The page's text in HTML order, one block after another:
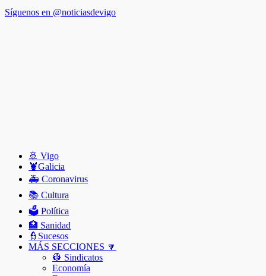
Síguenos en @noticiasdevigo
🚢 Vigo
🦞️Galicia
🚑 Coronavirus
📚 Cultura
🗳️ Política
🏥 Sanidad
👮Sucesos
MÁS SECCIONES 🔽
👷 Sindicatos
Economía